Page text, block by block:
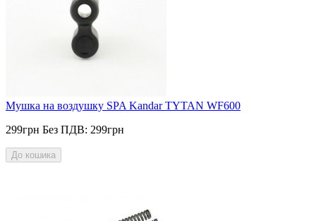
Мушка на воздушку SPA Kandar TYTAN WF600
299грн Без ПДВ: 299грн
До кошика